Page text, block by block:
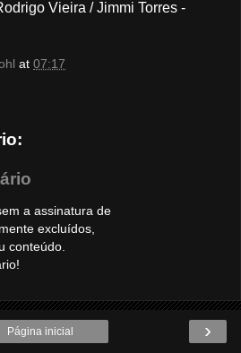
Vieira / Jimmi Torres -
at 07:17
a assinatura de
excluídos,
conteúdo.
›
Página inicial